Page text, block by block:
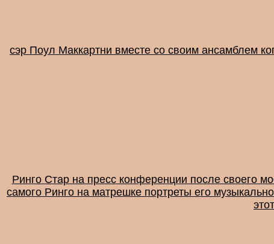
сэр Поул Маккартни вместе со своим ансамблем
Ринго Стар на пресс конференции после своего
самого Ринго на матрешке портреты его